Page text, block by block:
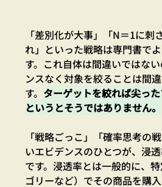
「差別化が大事」「N＝1に刺
れ」といった戦略は専門書で
す。これ自体は間違いではな
ンスなく対象を絞ることは間
す。 ターゲットを絞れば尖っ
というとそうではありません。
「戦略ごっこ」「確率思考の
いエビデンスのひとつが、浸
です。浸透率とは一般的に、
ゴリーなど）でその商品を購